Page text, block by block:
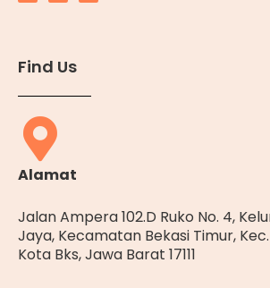
Find Us
Alamat
Jalan Ampera 102.D Ruko No. 4,
Jaya, Kecamatan Bekasi Timur,
Kota Bks, Jawa Barat 17111